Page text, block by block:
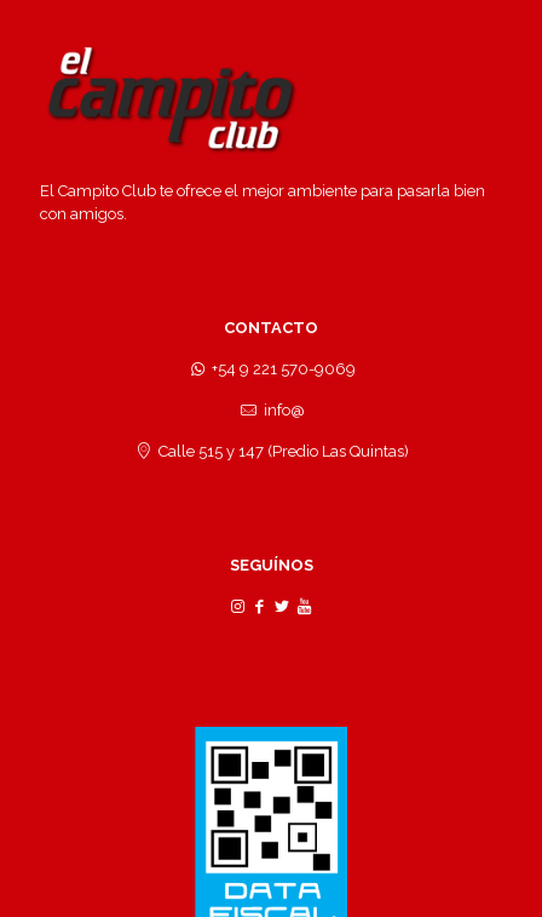
El Campito Club te ofrece el mejor ambiente para pasarla bien
con amigos.
CONTACTO
+54 9 221 570-9069
info@
Calle 515 y 147 (Predio Las Quintas)
SEGUÍNOS